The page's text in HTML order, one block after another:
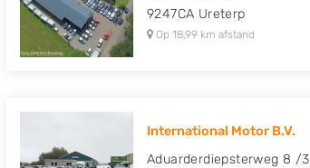
9247CA Ureterp
Op 18,99 km afstand
International Motor B.V.
Aduarderdiepsterweg 8 /3